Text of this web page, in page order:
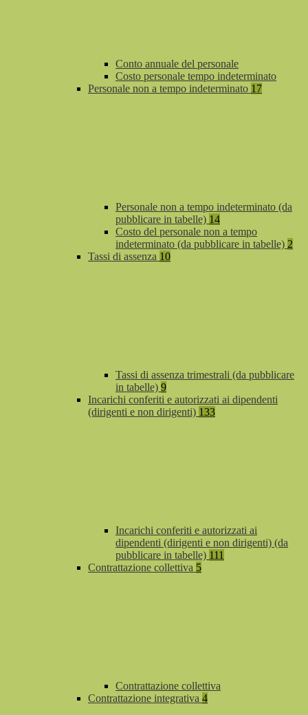
Conto annuale del personale
Costo personale tempo indeterminato
Personale non a tempo indeterminato 17
Personale non a tempo indeterminato (da
pubblicare in tabelle) 14
Costo del personale non a tempo
indeterminato (da pubblicare in tabelle) 2
Tassi di assenza 10
Tassi di assenza trimestrali (da pubblicare
in tabelle) 9
Incarichi conferiti e autorizzati ai dipendenti
(dirigenti e non dirigenti) 133
Incarichi conferiti e autorizzati ai
dipendenti (dirigenti e non dirigenti) (da
pubblicare in tabelle) 111
Contrattazione collettiva 5
Contrattazione collettiva
Contrattazione integrativa 4